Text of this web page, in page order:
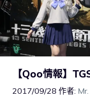
【Qoo情報】
2017/09/28 作者: